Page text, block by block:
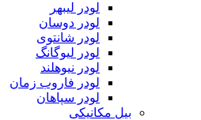
لودر لیبهر
لودر دوسان
لودر شانتوی
لودر لیوگانگ
لودر نیوهلند
لودر فاروب زمان
لودر سپاهان
بیل مکانیکی